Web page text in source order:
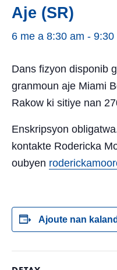
Aje (SR)
6 me a 8:30 am - 9:30
Dans fizyon disponib
granmoun aje Miami
Rakow ki sitiye nan
Enskripsyon
kontakte Rodericka
oubyen
Ajoute nan